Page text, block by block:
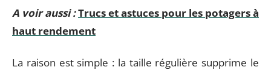
A voir aussi :Trucs et astuces pour les potagers à
haut rendement
La raison est simple : la taille régulière supprime le